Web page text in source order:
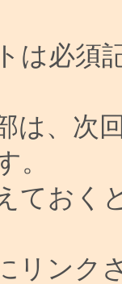
は必須
は、次
。
ておく
リンク